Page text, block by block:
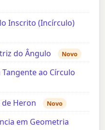
Inscrito (Incírculo)
do Ângulo Novo
ao Círculo
Heron Novo
em Geometria